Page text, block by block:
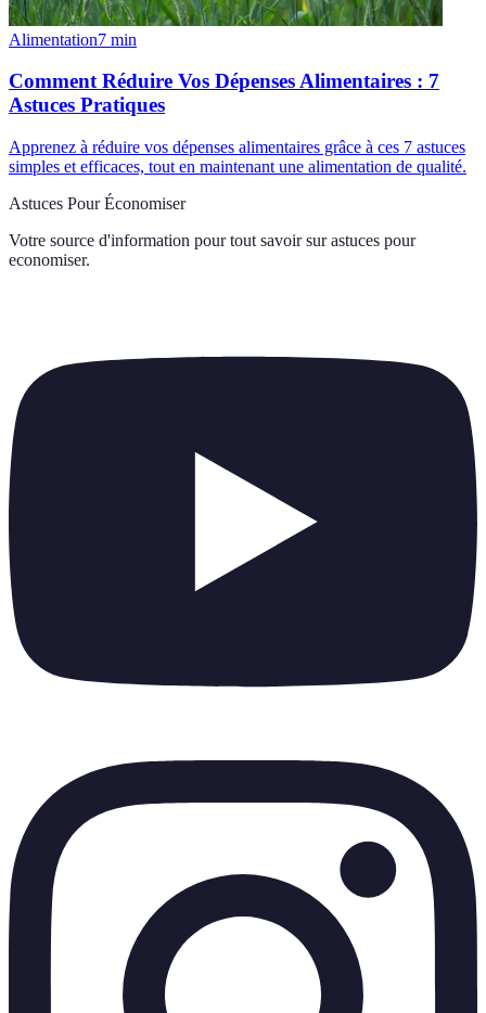
Alimentation7 min
Comment Réduire Vos Dépenses Alimentaires : 7
Astuces Pratiques
Apprenez à réduire vos dépenses alimentaires grâce à ces 7 astuces
simples et efficaces, tout en maintenant une alimentation de qualité.
Astuces Pour Économiser
Votre source d'information pour tout savoir sur astuces pour
economiser.